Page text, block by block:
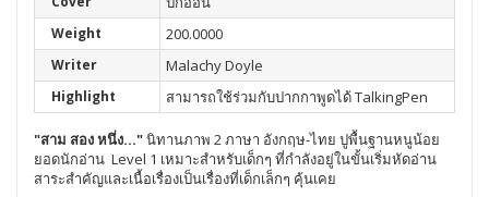
Weight 200.0000
Writer Malachy Doyle
Highlight สามารถใช้ร่วมกับปากกาพูดได้ TalkingPen
"สาม สอง หนึ่ง..."นิทานภาพ 2 ภาษา อังกฤษ-ไทย ปูพื้นฐานหนูน้อย
ยอดนักอ่าน Level 1 เหมาะสำหรับเด็กๆ ที่กำลังอยู่ในขั้นเริ่มหัดอ่าน
สาระสำคัญและเนื้อเรื่องเป็นเรื่องที่เด็กเล็กๆ คุ้นเคย